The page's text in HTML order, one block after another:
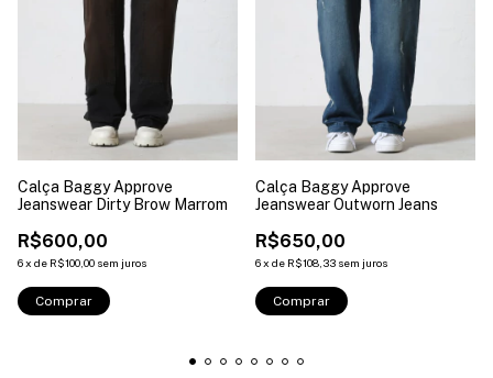
Calça Baggy Approve
Jeanswear Dirty Brow Marrom
R$600,00
6x de R$100,00 sem juros
Comprar
Calça Baggy Approve
Jeanswear Outworn Jeans
R$650,00
6x de R$108,33 sem juros
Comprar